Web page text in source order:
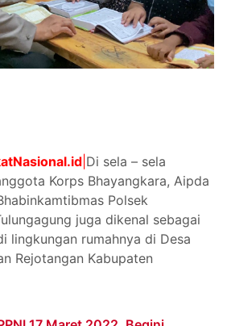
Di sela – sela
Korps Bhayangkara, Aipda
Polsek
juga dikenal sebagai
lingkungan rumahnya di Desa
Rejotangan Kabupaten